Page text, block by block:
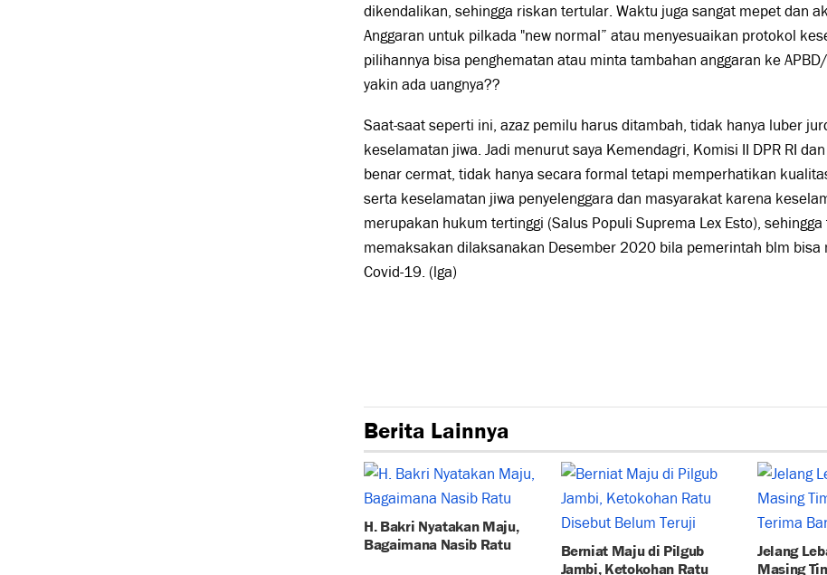
dikendalikan, sehingga riskan tertular. Waktu juga sangat mepet dan
Anggaran untuk pilkada "new normal” atau menyesuaikan protokol
pilihannya bisa penghematan atau minta tambahan anggaran ke
yakin ada uangnya??
Saat-saat seperti ini, azaz pemilu harus ditambah, tidak hanya luber
keselamatan jiwa. Jadi menurut saya Kemendagri, Komisi II DPR RI
benar cermat, tidak hanya secara formal tetapi memperhatikan
serta keselamatan jiwa penyelenggara dan masyarakat karena
merupakan hukum tertinggi (Salus Populi Suprema Lex Esto),
memaksakan dilaksanakan Desember 2020 bila pemerintah blm bisa
Covid-19. (lga)
Berita Lainnya
H. Bakri Nyatakan Maju,
Bagaimana Nasib Ratu
Berniat Maju di Pilgub
Jambi, Ketokohan Ratu
Jelang
Masing